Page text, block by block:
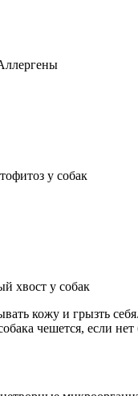
у собак
хвост у собак
кожу и грызть
чешется, если нет